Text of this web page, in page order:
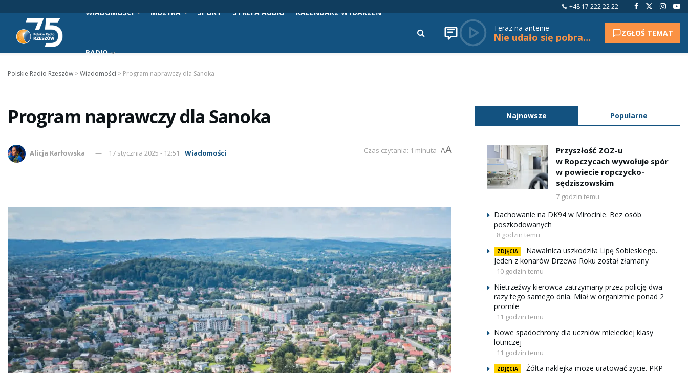
+48 17 222 22 22
WIADOMOŚCI MUZYKA SPORT STREFA AUDIO KALENDARZ WYDARZEŃ
RADIO
Teraz na antenie
Nie udało się pobrać tytułu. ZGŁOŚ TEMAT
Polskie Radio Rzeszów >Wiadomości > Program naprawczy dla Sanoka
Program naprawczy dla Sanoka
Alicja Karłowska 17 stycznia 2025 - 12:51 Wiadomości Czas czytania: 1 minuta AA
Najnowsze Popularne
Przyszłość ZOZ-u
w Ropczycach wywołuje spór
w powiecie ropczycko-
sędziszowskim
7 godzin temu
Dachowanie na DK94 w Mirocinie. Bez osób
poszkodowanych
8 godzin temu
ZDJĘCIA
Nawałnica uszkodziła Lipę Sobieskiego.
Jeden z konarów Drzewa Roku został złamany
10 godzin temu
Nietrzeźwy kierowca zatrzymany przez policję dwa
razy tego samego dnia. Miał w organizmie ponad 2
promile
11 godzin temu
Nowe spadochrony dla uczniów mieleckiej klasy
lotniczej
11 godzin temu
ZDJĘCIA
Żółta naklejka może uratować życie. PKP